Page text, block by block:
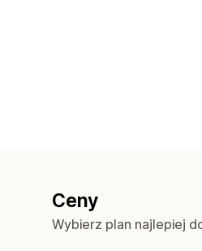
Ceny
Wybierz plan najlepiej